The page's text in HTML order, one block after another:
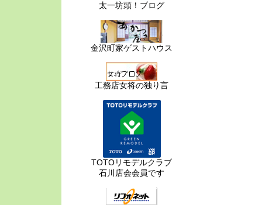
太一坊頭！ブログ
金沢町家ゲストハウス
工務店女将の独り言
TOTOリモデルクラブ
石川店会会員です